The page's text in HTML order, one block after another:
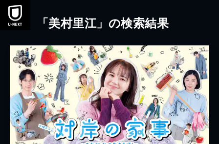
本文へスキップ
「美村里江」の検索結果